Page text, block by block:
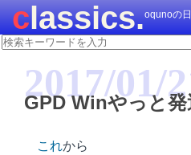
classics.oqunoの
2017/01/
GPD Winやっと
これから